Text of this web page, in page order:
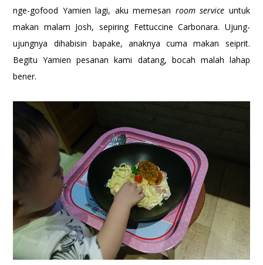
nge-gofood Yamien lagi, aku memesan room service untuk
makan malam Josh, sepiring Fettuccine Carbonara. Ujung-
ujungnya dihabisin bapake, anaknya cuma makan seiprit.
Begitu Yamien pesanan kami datang, bocah malah lahap
bener.